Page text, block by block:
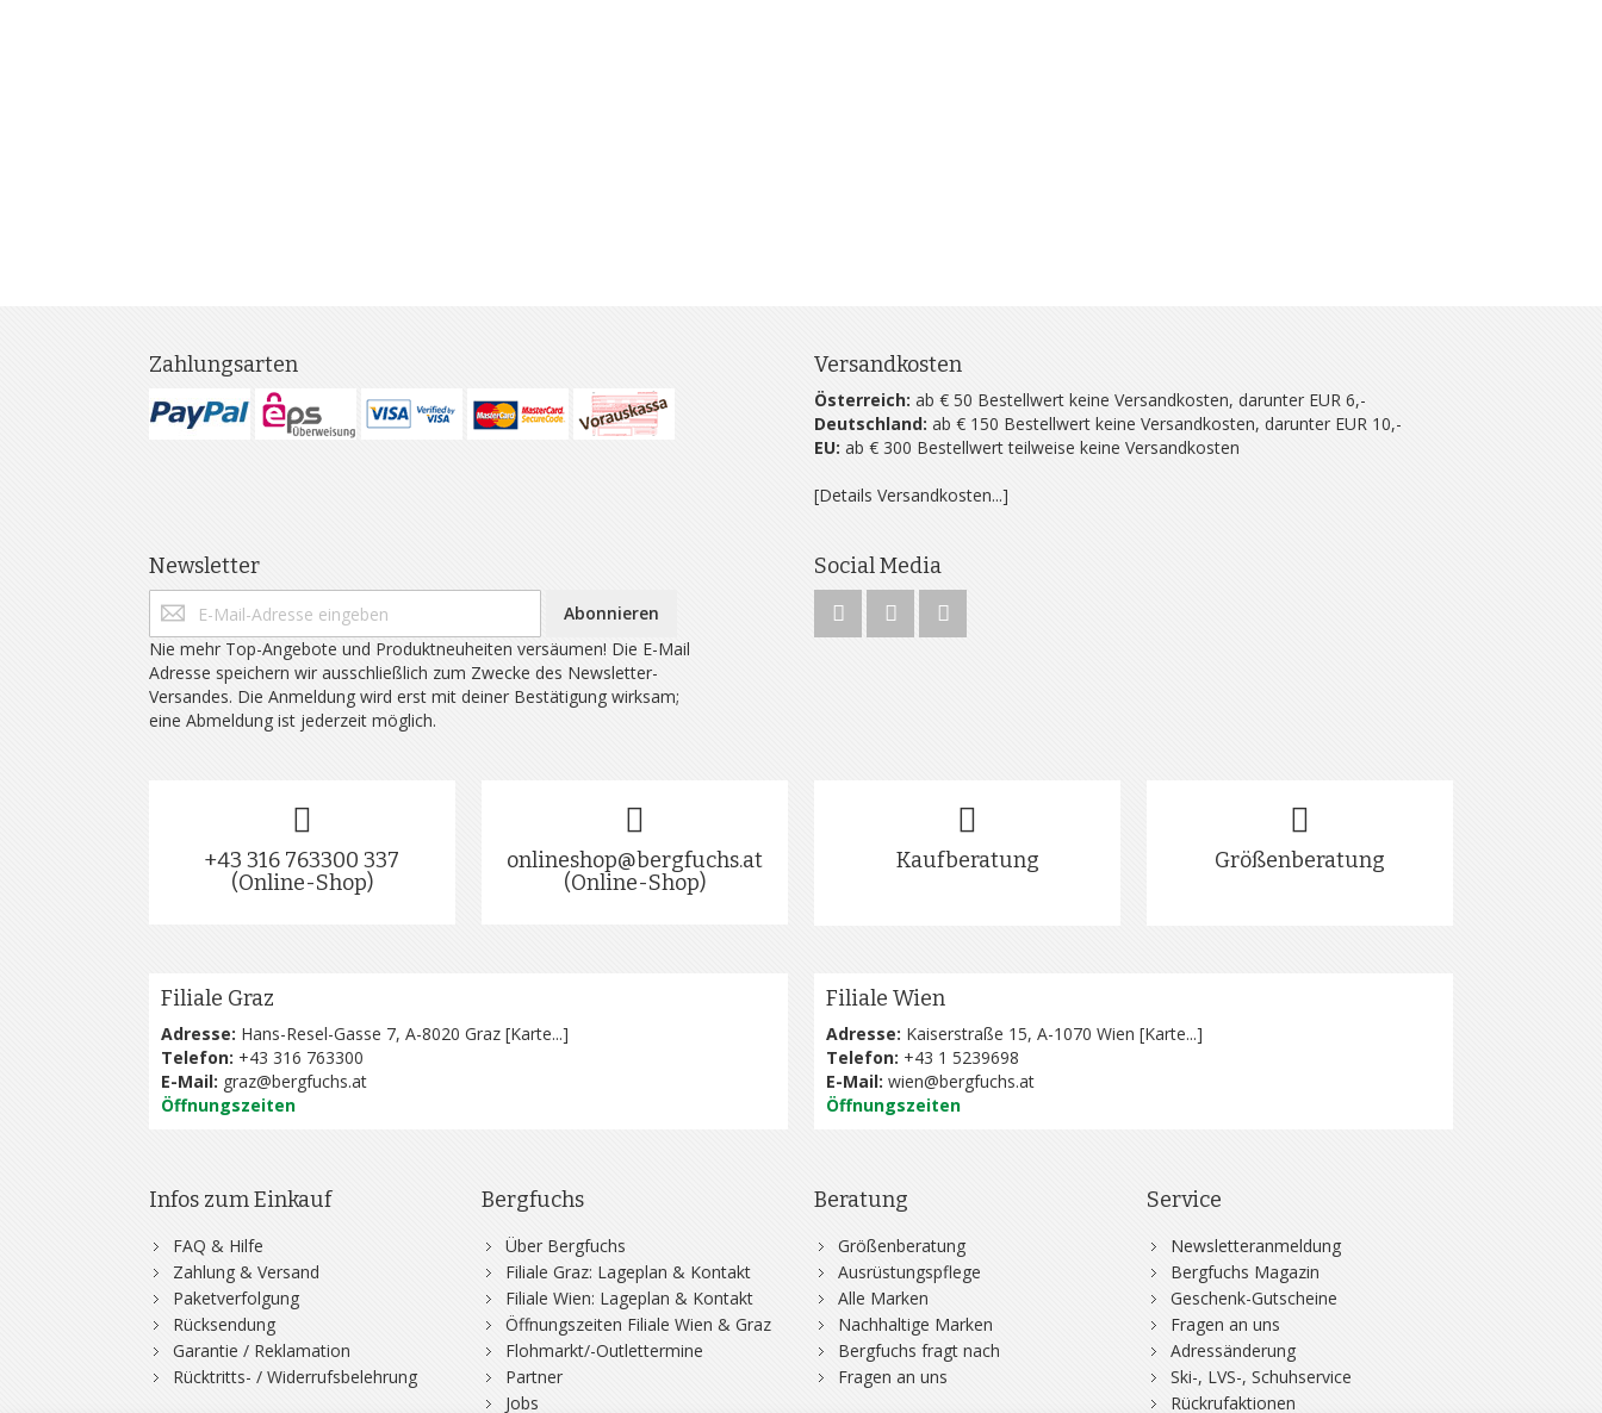
Zahlungsarten Versandkosten
Österreich: ab € 50 Bestellwert keine Versandkosten, darunter EUR 6,-
Deutschland: ab € 150 Bestellwert keine Versandkosten, darunter EUR 10,-
EU: ab € 300 Bestellwert teilweise keine Versandkosten
[Details Versandkosten...]
Newsletter
Abonnieren
Nie mehr Top-Angebote und Produktneuheiten versäumen! Die E-Mail
Adresse speichern wir ausschließlich zum Zwecke des Newsletter-
Versandes. Die Anmeldung wird erst mit deiner Bestätigung wirksam;
eine Abmeldung ist jederzeit möglich.
Social Media
+43 316 763300 337
(Online-Shop)
onlineshop@bergfuchs.at
(Online-Shop)
Kaufberatung Größenberatung
Filiale Graz
Adresse: Hans-Resel-Gasse 7, A-8020 Graz [Karte...]
Telefon: +43 316 763300
E-Mail: graz@bergfuchs.at
Öffnungszeiten
Filiale Wien
Adresse: Kaiserstraße 15, A-1070 Wien [Karte...]
Telefon: +43 1 5239698
E-Mail: wien@bergfuchs.at
Öffnungszeiten
Infos zum Einkauf
FAQ & Hilfe
Zahlung & Versand
Paketverfolgung
Rücksendung
Garantie / Reklamation
Rücktritts- / Widerrufsbelehrung
Bergfuchs
Über Bergfuchs
Filiale Graz: Lageplan & Kontakt
Filiale Wien: Lageplan & Kontakt
Öffnungszeiten Filiale Wien & Graz
Flohmarkt/-Outlettermine
Partner
Jobs
Beratung
Größenberatung
Ausrüstungspflege
Alle Marken
Nachhaltige Marken
Bergfuchs fragt nach
Fragen an uns
Service
Newsletteranmeldung
Bergfuchs Magazin
Geschenk-Gutscheine
Fragen an uns
Adressänderung
Ski-, LVS-, Schuhservice
Rückrufaktionen